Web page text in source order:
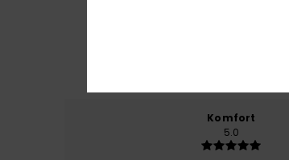
Komfort
5.0